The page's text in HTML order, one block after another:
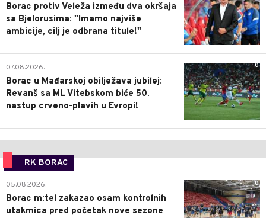
Borac protiv Veleža između dva okršaja
sa Bjelorusima: "Imamo najviše
ambicije, cilj je odbrana titule!"
0
07.08.2026.
Borac u Mađarskoj obilježava jubilej:
Revanš sa ML Vitebskom biće 50.
nastup crveno-plavih u Evropi!
RK BORAC
0
05.08.2026.
Borac m:tel zakazao osam kontrolnih
utakmica pred početak nove sezone